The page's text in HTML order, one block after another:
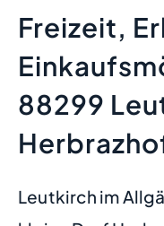
Freizeit,
88299
Leutkirch im